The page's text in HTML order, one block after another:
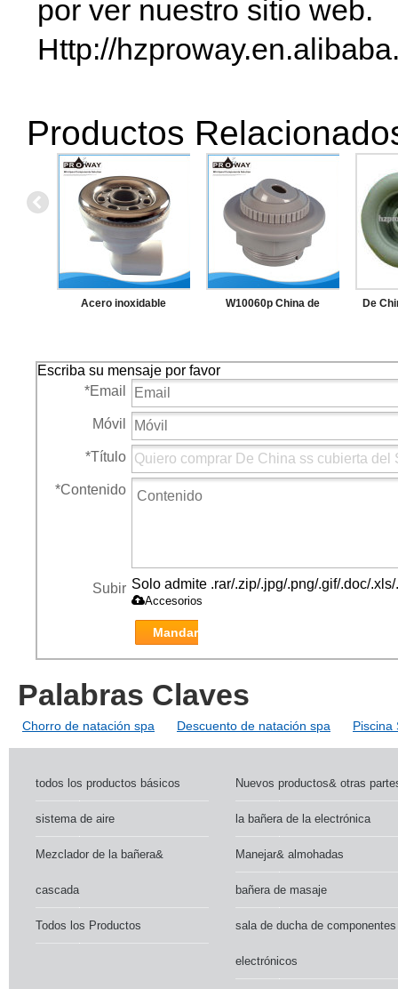
por ver nuestro sitio web.
Http://
Productos
Acero inoxidable W10060p China de De
Escriba su mensaje por favor
*Email
Móvil
*Título
*Contenido
Subir Solo admite .rar/.zip/.jpg/.png/.gif/.doc/
Accesorios
Mandar
Palabras Claves
Chorro de natación spa Descuento de natación spa Piscina
todos los productos básicos Nuevos productos& otras
sistema de aire la bañera de la electrónica
Mezclador de la bañera&
cascada
Manejar& almohadas
bañera de masaje
Todos los Productos sala de ducha de componentes
electrónicos